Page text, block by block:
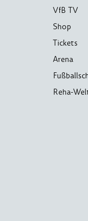
VfB TV
Shop
Tickets
Arena
Reha-